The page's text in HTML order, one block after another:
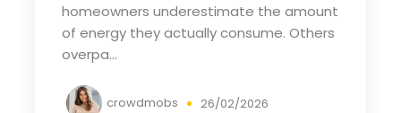
homeowners underestimate the amount
of energy they actually consume. Others
overpa...
crowdmobs 26/02/2026